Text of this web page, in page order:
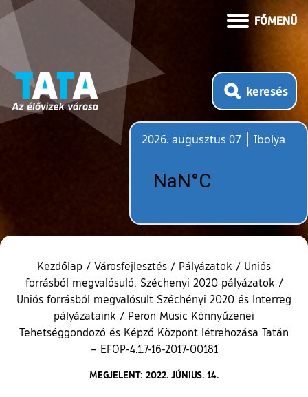
FŐMENÜ
keresés
2026. augusztus 07
Ibolya
Kezdőlap / Városfejlesztés / Pályázatok / Uniós
forrásból megvalósuló, Széchenyi 2020 pályázatok /
Uniós forrásból megvalósult Széchényi 2020 és Interreg
pályázataink / Peron Music Könnyűzenei
Tehetséggondozó és Képző Központ létrehozása Tatán
– EFOP-4.1.7-16-2017-00181
MEGJELENT: 2022. JÚNIUS. 14.